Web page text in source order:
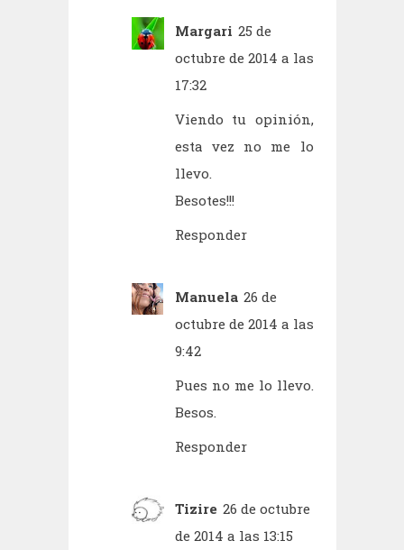
Margari 25 de
octubre de 2014 a las
17:32
Viendo tu opinión,
esta vez no me lo
llevo.
Besotes!!!
Responder
Manuela 26 de
octubre de 2014 a las
9:42
Pues no me lo llevo.
Besos.
Responder
Tizire 26 de octubre
de 2014 a las 13:15